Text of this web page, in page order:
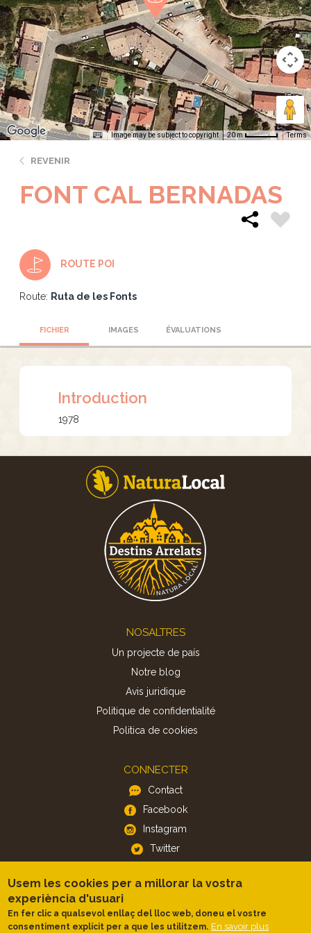
Image may be subject to copyright 20 m Terms
REVENIR
FONT CAL BERNADAS
ROUTE POI
Route: Ruta de les Fonts
FICHIER IMAGES ÉVALUATIONS
Introduction
1978
NOSALTRES
Un projecte de país
Notre blog
Avis juridique
Politique de confidentialité
Politica de cookies
CONNECTER
Contact
Facebook
Instagram
Twitter
APP
iOS
Android
Usem les cookies per a millorar la vostra
experiència d'usuari
En fer clic a qualsevol enllaç del lloc web, doneu el vostre
consentiment explícit per a que les utilitzem. En savoir plus